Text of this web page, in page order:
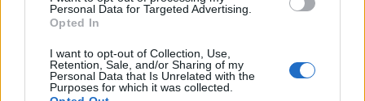
Personal Data for Targeted Advertising.
Opted In
I want to opt-out of Collection, Use,
Retention, Sale, and/or Sharing of my
Personal Data that Is Unrelated with the
Purposes for which it was collected.